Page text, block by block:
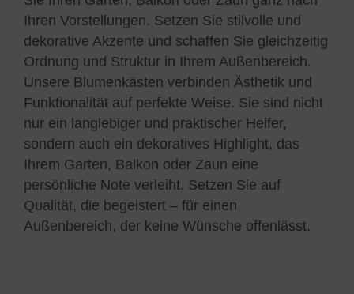
Ihren Vorstellungen. Setzen Sie stilvolle und
dekorative Akzente und schaffen Sie gleichzeitig
Ordnung und Struktur in Ihrem Außenbereich.
Unsere Blumenkästen verbinden Ästhetik und
Funktionalität auf perfekte Weise. Sie sind nicht
nur ein langlebiger und praktischer Helfer,
sondern auch ein dekoratives Highlight, das
Ihrem Garten, Balkon oder Zaun eine
persönliche Note verleiht. Setzen Sie auf
Qualität, die begeistert – für einen
Außenbereich, der keine Wünsche offenlässt.